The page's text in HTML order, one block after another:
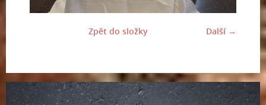
Další →
Zpět do složky